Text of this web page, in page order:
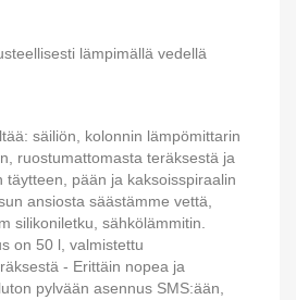
lämpimällä vedellä
säiliön, kolonnin lämpömittarin
ruostumattomasta teräksestä ja
täytteen, pään ja kaksoisspiraalin
ansiosta säästämme vettä,
silikoniletku, sähkölämmitin.
on 50 l, valmistettu
- Erittäin nopea ja
pylvään asennus SMS:ään,